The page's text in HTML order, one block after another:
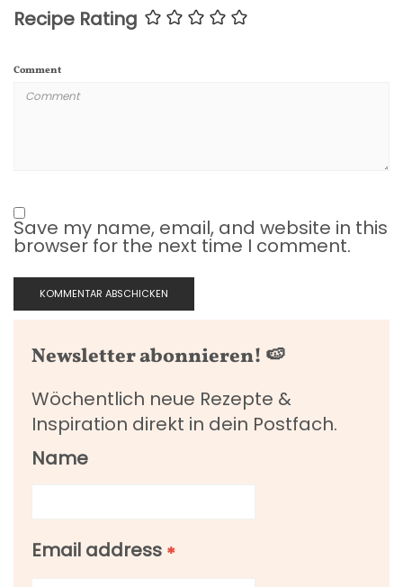
Recipe Rating
Comment
Save my name, email, and website in this
browser for the next time I comment.
Newsletter abonnieren! 🍉
Wöchentlich neue Rezepte &
Inspiration direkt in dein Postfach.
Name
Email address *